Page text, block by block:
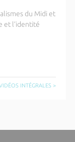
du Midi et
et l’identité
INTÉGRALES >